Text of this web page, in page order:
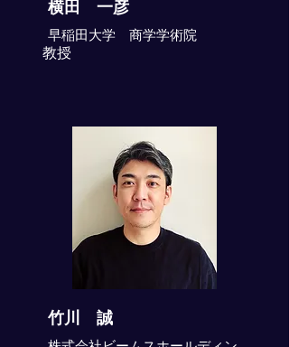
横田 一彦
早稲田大学 商学学術院
教授
竹川 誠